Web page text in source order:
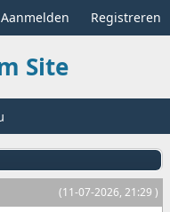
Aanmelden Registreren
Site
(11-07-2026, 21:29 )